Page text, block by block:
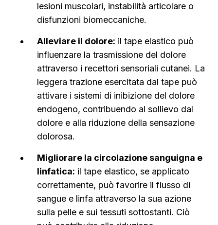
lesioni muscolari, instabilità articolare o
disfunzioni biomeccaniche.
Alleviare il dolore: il tape elastico può
influenzare la trasmissione del dolore
attraverso i recettori sensoriali cutanei. La
leggera trazione esercitata dal tape può
attivare i sistemi di inibizione del dolore
endogeno, contribuendo al sollievo dal
dolore e alla riduzione della sensazione
dolorosa.
Migliorare la circolazione sanguigna e
linfatica: il tape elastico, se applicato
correttamente, può favorire il flusso di
sangue e linfa attraverso la sua azione
sulla pelle e sui tessuti sottostanti. Ciò